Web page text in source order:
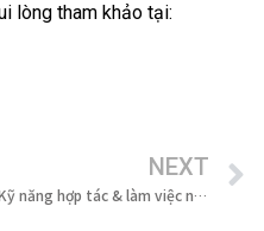
lòng tham khảo tại:
NEXT
Kỹ năng hợp tác & làm việc nhóm trong Agile Marketing